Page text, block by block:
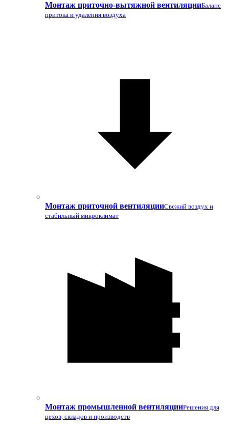
Монтаж приточно-вытяжной вентиляцииБаланс
притока и удаления воздуха
Монтаж приточной вентиляцииСвежий воздух и
стабильный микроклимат
Монтаж промышленной вентиляцииРешения для
цехов, складов и производств